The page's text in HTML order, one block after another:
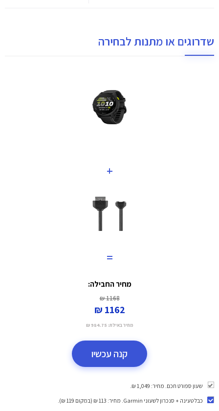
שדרוגים או מתנות לבחירה
+
=
מחיר החבילה:
1168 ₪
1162 ₪
מחיר באילת: 984.75 ₪
קנה עכשיו
שעון ספורט חכם. מחיר: 1,049 ₪.
כבל טעינה + סנכרון לשעוני Garmin
. מחיר: 113 ₪ (במקום 119 ₪).